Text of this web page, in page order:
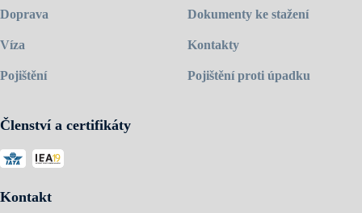
Doprava
Víza
Pojištění
Dokumenty ke stažení
Kontakty
Pojištění proti úpadku
Členství a certifikáty
Kontakt